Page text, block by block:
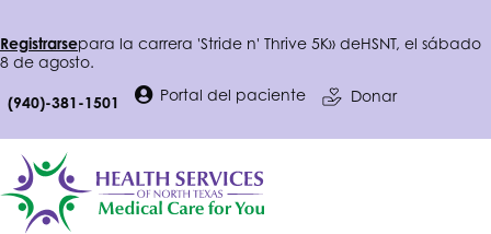
Registrarsepara la carrera 'Stride n' Thrive 5K» deHSNT, el sábado
8 de agosto.
(940)-381-1501 Portal del paciente Donar